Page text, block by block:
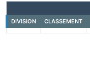
DIVISION
CLASSEMENT